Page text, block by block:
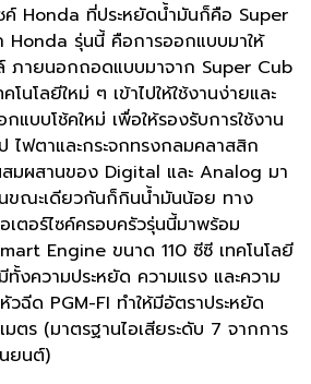
Honda ที่ประหยัดน้ำมันก็คือ Super
Honda รุ่นนี้ คือการออกแบบมาให้
ภายนอกถอดแบบมาจาก Super Cub
นโลยีใหม่ ๆ เข้าไปให้ใช้งานง่ายและ
บบโช้คใหม่ เพื่อให้รองรับการใช้งาน
ไฟตาและกระจกทรงกลมคลาสสิก
สมผสานของ Digital และ Analog มา
ขณะเดียวกันก็กินน้ำมันน้อย ทาง
ตอร์ไซค์ครอบครัวรุ่นนี้มาพร้อม
Engine ขนาด 110 ซีซี เทคโนโลยี
งความประหยัด ความแรง และความ
ฉีด PGM-FI ทำให้มีอัตราประหยัด
ตร (มาตรฐานไอเสียระดับ 7 จากการ
ยนต์)